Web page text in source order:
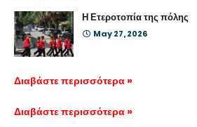
Η Ετεροτοπία της πόλης
May 27, 2026
Διαβάστε περισσότερα »
Διαβάστε περισσότερα »